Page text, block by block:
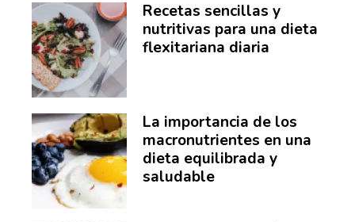
Recetas sencillas y
nutritivas para una dieta
flexitariana diaria
La importancia de los
macronutrientes en una
dieta equilibrada y
saludable